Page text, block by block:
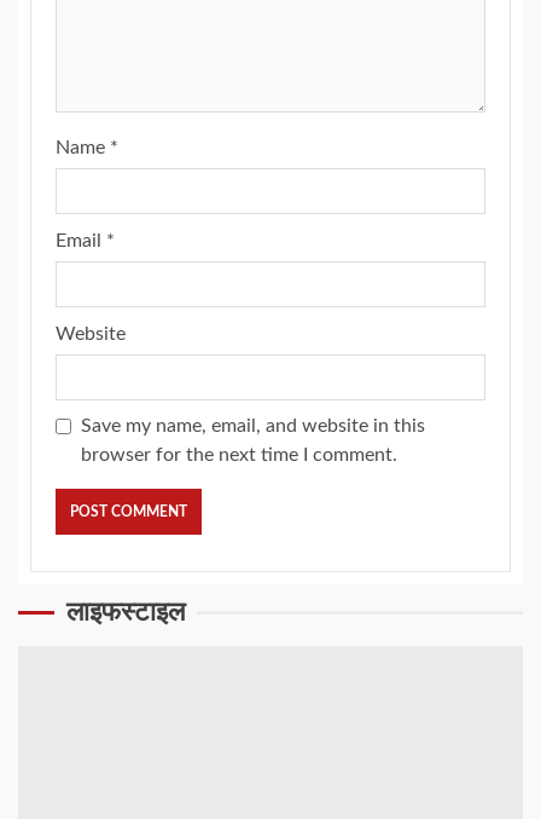
Name *
Email *
Website
Save my name, email, and website in this
browser for the next time I comment.
लाइफस्टाइल